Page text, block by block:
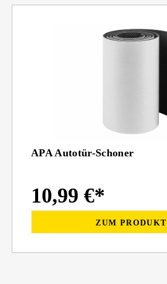
APA Autotür-Schoner
10,99 €*
ZUM PRODUKT